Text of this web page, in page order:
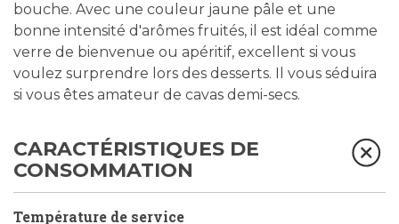
bouche. Avec une couleur jaune pâle et une
bonne intensité d'arômes fruités, il est idéal comme
verre de bienvenue ou apéritif, excellent si vous
voulez surprendre lors des desserts. Il vous séduira
si vous êtes amateur de cavas demi-secs.
CARACTÉRISTIQUES DE
CONSOMMATION
Température de service